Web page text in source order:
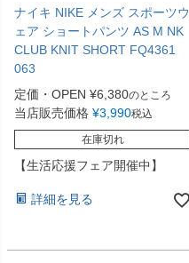
ナイキ NIKE メンズ スポーツウ
ェア ショートパンツ AS M NK
CLUB KNIT SHORT FQ4361
063
定価・OPEN ¥6,380のところ
当店販売価格 ¥3,990税込
在庫切れ
【生活応援フェア開催中】
詳細を見る